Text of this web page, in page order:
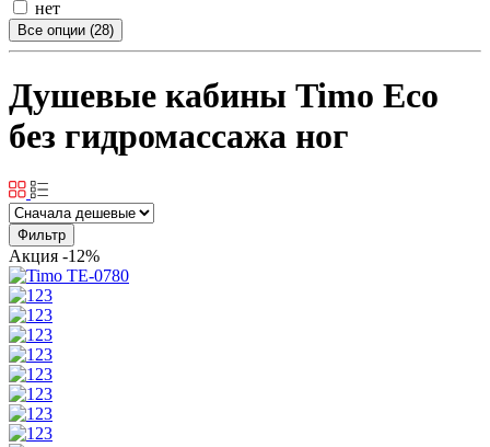
нет
Все опции (28)
Душевые кабины Timo Eco
без гидромассажа ног
Фильтр
Акция -12%